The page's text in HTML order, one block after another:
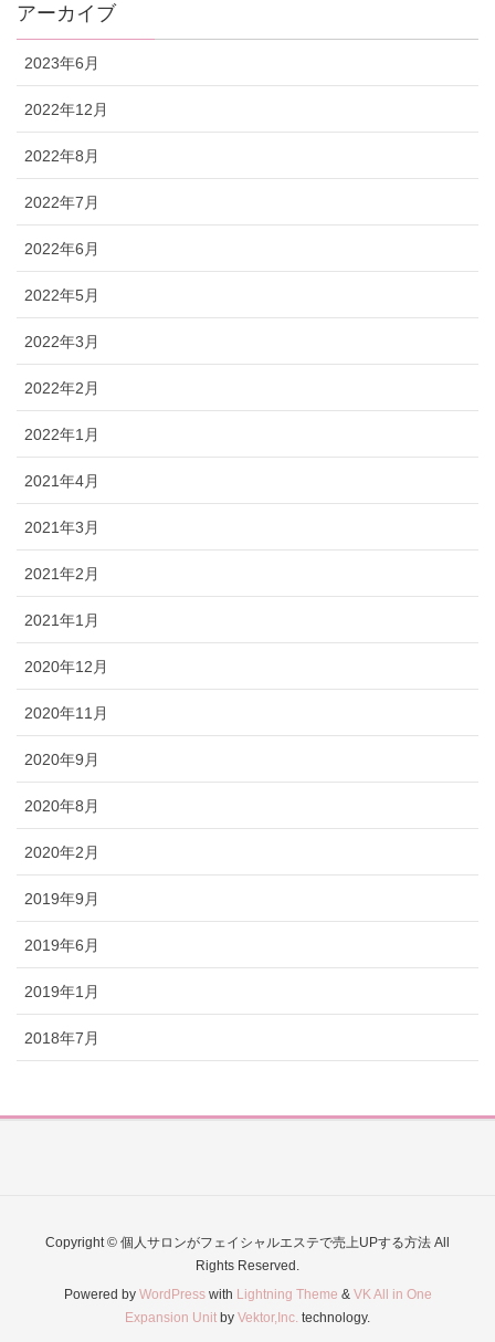
アーカイブ
2023年6月
2022年12月
2022年8月
2022年7月
2022年6月
2022年5月
2022年3月
2022年2月
2022年1月
2021年4月
2021年3月
2021年2月
2021年1月
2020年12月
2020年11月
2020年9月
2020年8月
2020年2月
2019年9月
2019年6月
2019年1月
2018年7月
Copyright © 個人サロンがフェイシャルエステで売上UPする方法 All
Rights Reserved.
Powered by WordPresswith Lightning Theme & VK All in One
Expansion Unit by Vektor,Inc. technology.